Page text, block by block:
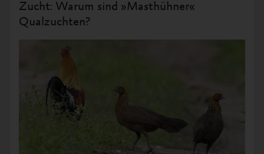
Zucht: Warum sind »Masthühner«
Qualzuchten?